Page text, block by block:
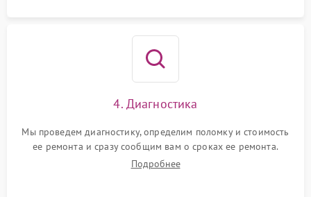
4. Диагностика
Мы проведем диагностику, определим поломку и стоимость
ее ремонта и сразу сообщим вам о сроках ее ремонта.
Подробнее